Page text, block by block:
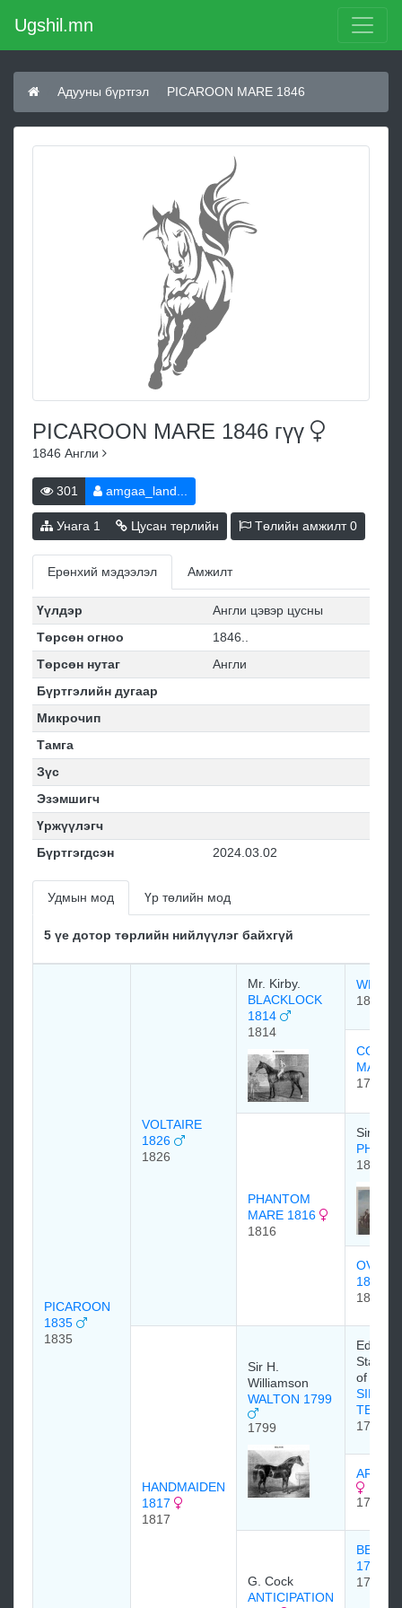
Ugshil.mn
Адууны бүртгэл PICAROON MARE 1846
PICAROON MARE 1846 гүү
1846 Англи
301 amgaa_land...
Унага 1 Цусан төрлийн Төлийн амжилт0
Ерөнхий мэдээлэл Амжилт
Үүлдэр
Англи цэвэр цусны
Төрсөн огноо
1846..
Төрсөн нутаг
Англи
Бүртгэлийн дугаар
Микрочип
Тамга
Зүс
Эзэмшигч
Үржүүлэгч
Бүртгэгдсэн
2024.03.02
Удмын мод Үр төлийн мод
5 үе дотор төрлийн нийлүүлэг байхгүй
PICAROON
1835
1835
VOLTAIRE
1826
1826
Mr. Kirby.
BLACKLOCK
1814
1814
1803
MARE
1799
PHANTOM
MARE 1816
1816
Sir
1808
1802
1802
HANDMAIDEN
1817
1817
Sir H.
Williamson
WALTON 1799
1799
of
SIR
1784
1792
G. Cock
ANTICIPATION
1791
1791